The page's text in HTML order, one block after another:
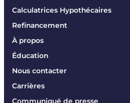
Calculatrices Hypothécaires
Refinancement
À propos
Éducation
Nous contacter
Carrières
Communiqué de presse